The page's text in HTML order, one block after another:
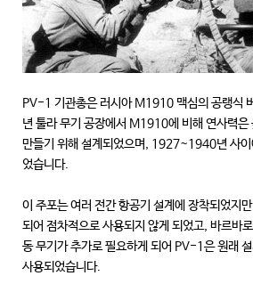
PV-1 기관총은 러시아 M1910 맥심의 공랭식
년 툴라 무기 공장에서 M1910에 비해 연사력은
만들기 위해 설계되었으며, 1927~1940년 사
었습니다.
이 주포는 여러 전간 항공기 설계에 장착되었지
되어 점차적으로 사용되지 않게 되었고, 바르바
동 무기가 추가로 필요하게 되어 PV-1은 원래 설
사용되었습니다.